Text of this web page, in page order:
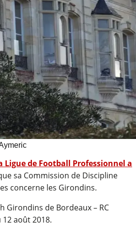
Ligue de Football Professionnel a
sa Commission de Discipline
concerne les Girondins.
Girondins de Bordeaux – RC
août 2018.